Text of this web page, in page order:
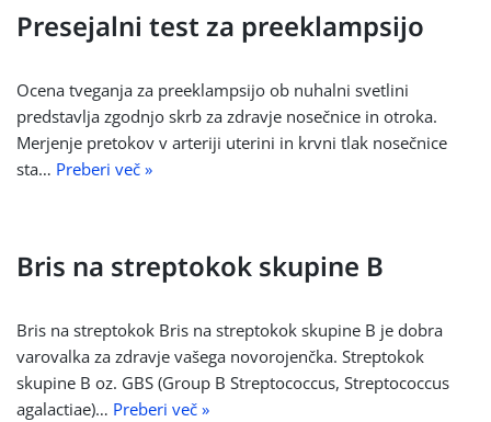
Presejalni test za preeklampsijo
Ocena tveganja za preeklampsijo ob nuhalni svetlini
predstavlja zgodnjo skrb za zdravje nosečnice in otroka.
Merjenje pretokov v arteriji uterini in krvni tlak nosečnice
sta… Preberi več »
Bris na streptokok skupine B
Bris na streptokok Bris na streptokok skupine B je dobra
varovalka za zdravje vašega novorojenčka. Streptokok
skupine B oz. GBS (Group B Streptococcus, Streptococcus
agalactiae)… Preberi več »